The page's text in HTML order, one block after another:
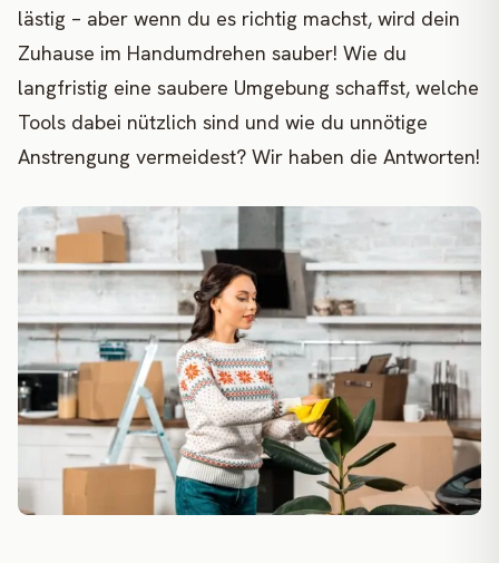
lästig – aber wenn du es richtig machst, wird dein
Zuhause im Handumdrehen sauber! Wie du
langfristig eine saubere Umgebung schaffst, welche
Tools dabei nützlich sind und wie du unnötige
Anstrengung vermeidest? Wir haben die Antworten!